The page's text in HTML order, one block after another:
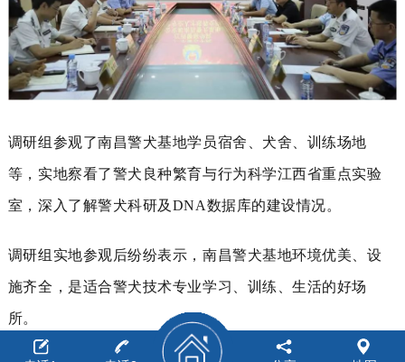
调研组参观了南昌警犬基地学员宿舍、犬舍、训练场地
等，实地察看了警犬良种繁育与行为科学江西省重点实验
室，深入 了解警犬科研及DNA数据库的建设情况。
调研组实地参观后纷纷表示，南昌警犬基地环境优美、设
施齐全，是适合警犬技术专业学习、训练、生活的好场
所。